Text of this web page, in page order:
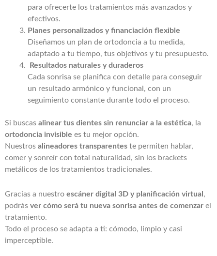
para ofrecerte los tratamientos más avanzados y
efectivos.
Planes personalizados y financiación flexible
Diseñamos un plan de ortodoncia a tu medida,
adaptado a tu tiempo, tus objetivos y tu presupuesto.
Resultados naturales y duraderos
Cada sonrisa se planifica con detalle para conseguir
un resultado armónico y funcional, con un
seguimiento constante durante todo el proceso.
Si buscas alinear tus dientes sin renunciar a la estética, la
ortodoncia invisible es tu mejor opción.
Nuestros alineadores transparentes te permiten hablar,
comer y sonreír con total naturalidad, sin los brackets
metálicos de los tratamientos tradicionales.
Gracias a nuestro escáner digital 3D y planificación virtual ,
podrás ver cómo será tu nueva sonrisa antes de comenzar el
tratamiento.
Todo el proceso se adapta a ti: cómodo, limpio y casi
imperceptible.